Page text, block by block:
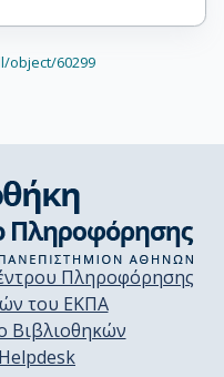
object/60299
Πληροφόρησης
του ΕΚΠΑ
Βιβλιοθηκών